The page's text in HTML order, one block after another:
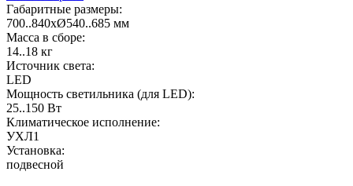
Габаритные размеры:
700..840xØ540..685 мм
Масса в сборе:
14..18 кг
Источник света:
LED
Мощность светильника (для LED):
25..150 Вт
Климатическое исполнение:
УХЛ1
Установка:
подвесной